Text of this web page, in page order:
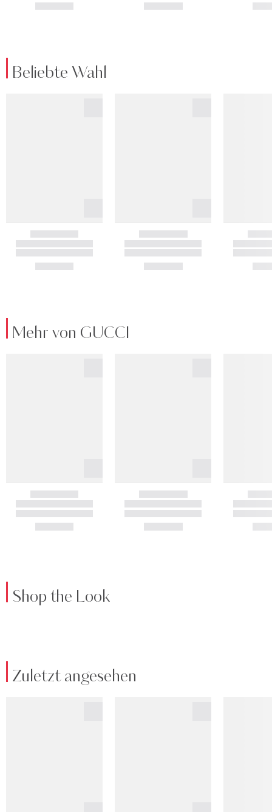
Beliebte Wahl
Mehr von GUCCI
Shop the Look
Zuletzt angesehen